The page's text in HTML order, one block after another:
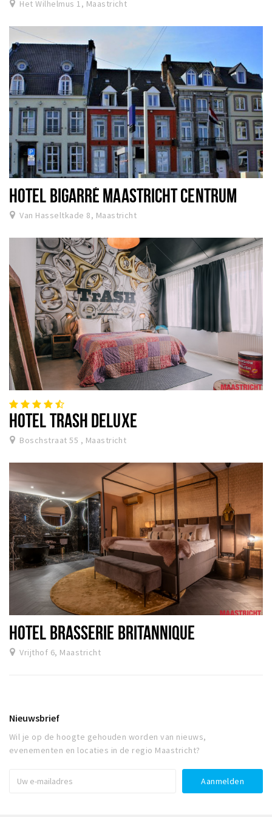
Het Wilhelmus 1, Maastricht
HOTEL BIGARRÉ MAASTRICHT CENTRUM
Van Hasseltkade 8, Maastricht
HOTEL TRASH DELUXE
Boschstraat 55 , Maastricht
HOTEL BRASSERIE BRITANNIQUE
Vrijthof 6, Maastricht
Nieuwsbrief
Wil je op de hoogte gehouden worden van nieuws,
evenementen en locaties in de regio Maastricht?